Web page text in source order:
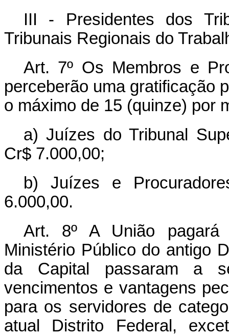
III - Presidentes dos
Tribunais Regionais do
Art. 7º Os Membros e
perceberão uma gratificação
o máximo de 15 (quinze) por
a) Juízes do Tribunal
Cr$ 7.000,00;
b) Juízes e
6.000,00.
Art. 8º A União pagará
Ministério Público do antigo
da Capital passaram a
vencimentos e vantagens
para os servidores de
atual Distrito Federal,